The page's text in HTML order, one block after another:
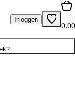
Inloggen
0.00